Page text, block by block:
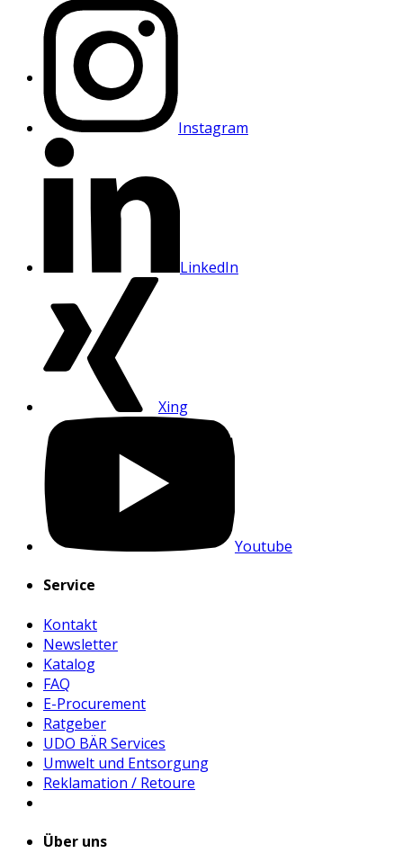
Instagram
LinkedIn
Xing
Youtube
Service
Kontakt
Newsletter
Katalog
FAQ
E-Procurement
Ratgeber
UDO BÄR Services
Umwelt und Entsorgung
Reklamation / Retoure
Über uns